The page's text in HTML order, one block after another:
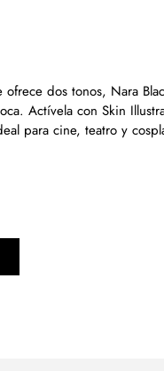
ofrece dos tonos, Nara
Actívela con Skin
para cine, teatro y